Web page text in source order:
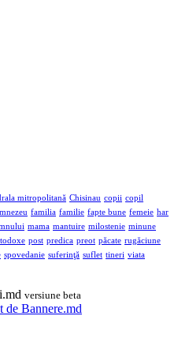
mitropolitană Chisinau copii copil
familia familie fapte bune femeie har
mama mantuire milostenie minune
post predica preot păcate rugăciune
spovedanie suferinţă suflet tineri viata
versiune beta